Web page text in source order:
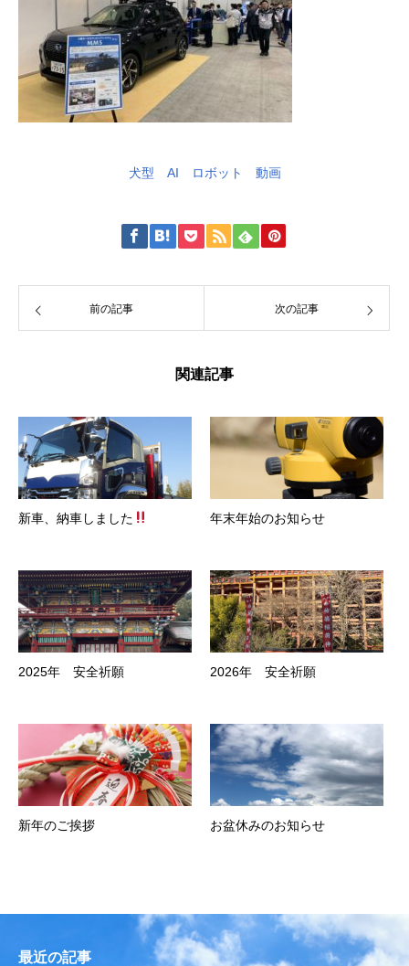
犬型 AI ロボット 動画
前の記事 次の記事
関連記事
新車、納車しました 年末年始のお知らせ
2025年 安全祈願 2026年 安全祈願
新年のご挨拶 お盆休みのお知らせ
最近の記事